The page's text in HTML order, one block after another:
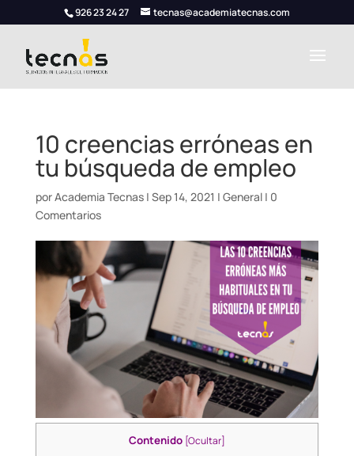
926 23 24 27 tecnas@academiatecnas.com
10 creencias erróneas en
tu búsqueda de empleo
porAcademia Tecnas| Sep 14, 2021 | General| 0
Comentarios
Contenido [Ocultar]